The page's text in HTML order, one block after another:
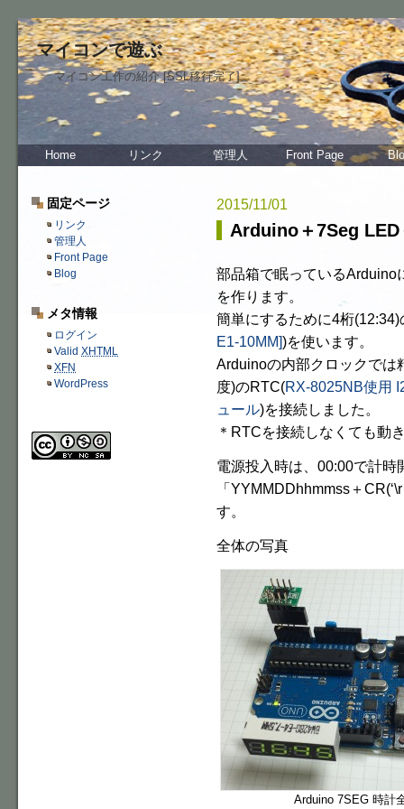
マイコンで遊ぶ
マイコン工作の紹介 [SSL移行完了]
Home リンク 管理人 Front Page
2015/11/01
Arduino＋7Seg LED
部品箱で眠っているArduino
を作ります。
簡単にするために4桁(12:34)
E1-10MM])を使います。
Arduinoの内部クロックでは
度)のRTC(RX-8025NB使用
ュール)を接続しました。
＊RTCを接続しなくても動
電源投入時は、00:00で計時
「YYMMDDhhmmss＋
す。
全体の写真
Arduino 7SEG 時計
固定ページ
リンク
管理人
Front Page
Blog
メタ情報
ログイン
Valid XHTML
XFN
WordPress